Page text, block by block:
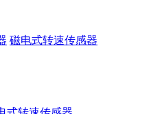
磁电式转速传感器